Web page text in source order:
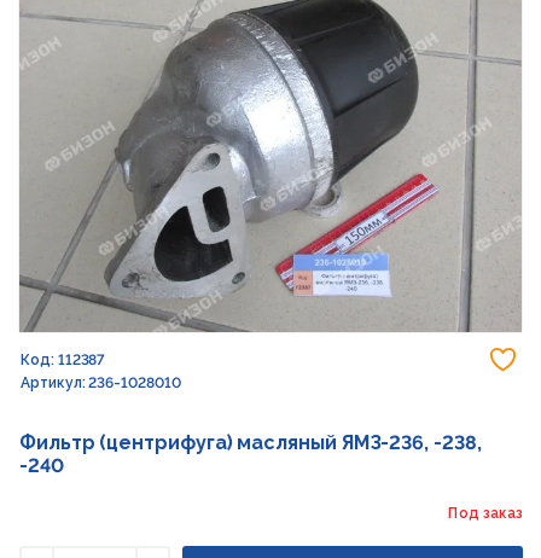
Код: 112387
Артикул: 236-1028010
Фильтр (центрифуга) масляный ЯМЗ-236, -238,
-240
Под заказ